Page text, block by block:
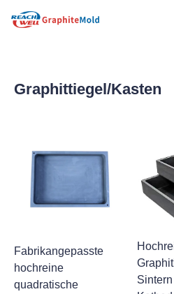
Graphittiegel/Kasten
Fabrikangepasste
hochreine
quadratische
UNTERNEHMEN
TOP-AUSWAHL
NACHRICHT
ANGEBOT EINHOLEN